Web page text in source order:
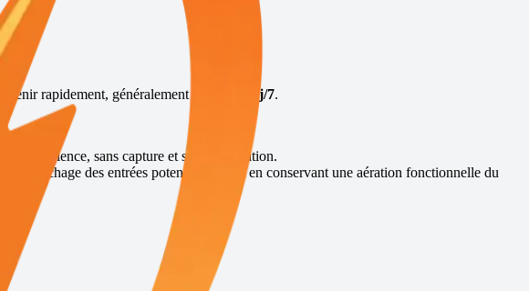
rapidement, généralement sous 7j/7.
violence, sans capture et sans élimination.
rebouchage des entrées potentielles, tout en conservant une aération fonctionnelle du